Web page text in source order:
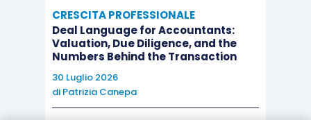
Pagine – 285
Una volta un poeta ha detto: “L’universo intero è
sapremo mai in che senso lo disse, perché i poeti
non scrivono per essere compresi. Ma è vero che
CRESCITA PROFESSIONALE
Deal Language for Accountants:
Valuation, Due Diligence, and the
Numbers Behind the Transaction
30 Luglio 2026
di Patrizia Canepa